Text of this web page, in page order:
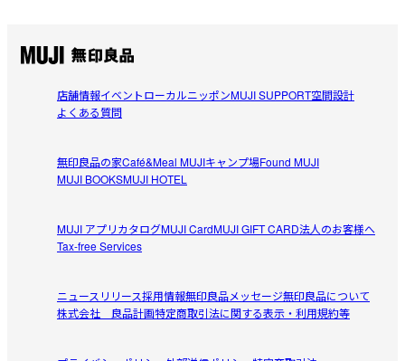
店舗情報イベントローカルニッポンMUJI SUPPORT空間設計
よくある質問
無印良品の家Café&Meal MUJIキャンプ場Found MUJI
MUJI BOOKSMUJI HOTEL
MUJI アプリカタログMUJI CardMUJI GIFT CARD法人のお客様へ
Tax-free Services
ニュースリリース採用情報無印良品メッセージ無印良品について
株式会社 良品計画特定商取引法に関する表示・利用規約等